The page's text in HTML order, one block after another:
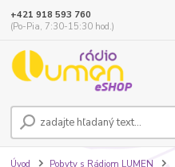
+421 918 593 760
(Po-Pia, 7:30-15:30 hod.)
Úvod Pobyty s Rádiom LUMEN